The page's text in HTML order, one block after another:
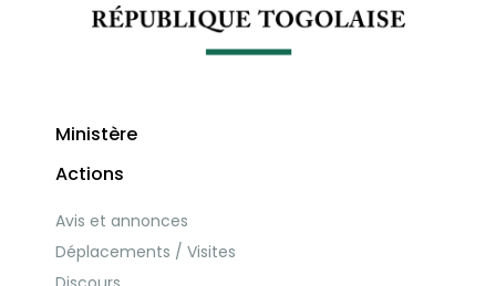
Ministère
Actions
Avis et annonces
Déplacements / Visites